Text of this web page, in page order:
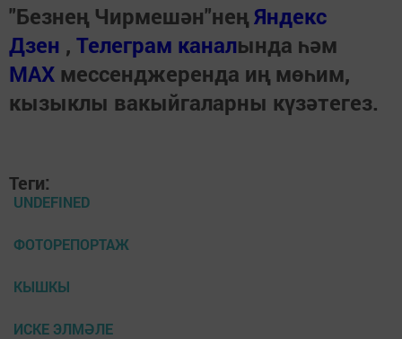
"Безнең Чирмешән"неңЯндекс
Дзен , Телеграм каналында һәм
МАХ мессенджеренда иң мөһим,
кызыклы вакыйгаларны күзәтегез.
Теги:
UNDEFINED
ФОТОРЕПОРТАЖ
КЫШКЫ
ИСКЕ ЭЛМӘЛЕ